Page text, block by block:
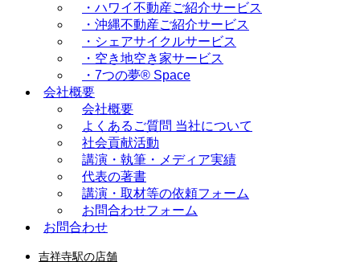
・ハワイ不動産ご紹介サービス
・沖縄不動産ご紹介サービス
・シェアサイクルサービス
・空き地空き家サービス
・7つの夢® Space
会社概要
会社概要
よくあるご質問 当社について
社会貢献活動
講演・執筆・メディア実績
代表の著書
講演・取材等の依頼フォーム
お問合わせフォーム
お問合わせ
吉祥寺駅の店舗